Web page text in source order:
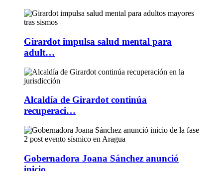
Girardot impulsa salud mental para
adult…
Alcaldía de Girardot continúa
recuperaci…
Gobernadora Joana Sánchez anunció